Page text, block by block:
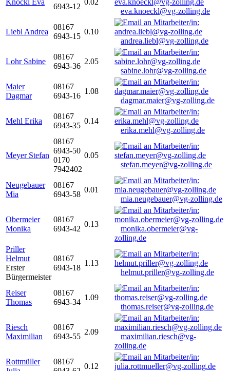
Knöckl Eva
6943-12
0.02
eva.knoeckl@vg-zolling.de
Liebl Andrea
08167
6943-15
0.10
andrea.liebl@vg-zolling.de
Lohr Sabine
08167
6943-36
2.05
sabine.lohr@vg-zolling.de
Maier
Dagmar
08167
6943-16
1.08
dagmar.maier@vg-zolling.de
Mehl Erika
08167
6943-35
0.14
erika.mehl@vg-zolling.de
Meyer Stefan
08167
6943-50
0170
7942402
0.05
stefan.meyer@vg-zolling.de
Neugebauer
Mia
08167
6943-58
0.01
mia.neugebauer@vg-zolling.de
Obermeier
Monika
08167
6943-42
0.13
monika.obermeier@vg-
zolling.de
Priller
Helmut
Erster
Bürgermeister
08167
6943-18
1.13
helmut.priller@vg-zolling.de
Reiser
Thomas
08167
6943-34
1.09
thomas.reiser@vg-zolling.de
Riesch
Maximilian
08167
6943-55
2.09
maximilian.riesch@vg-
zolling.de
Rottmüller
08167
0.12